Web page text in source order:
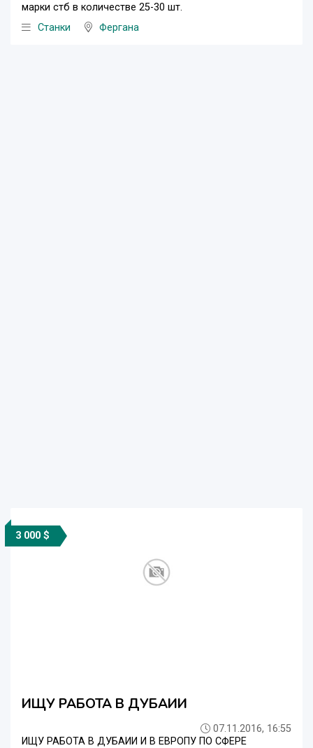
марки стб в количестве 25-30 шт.
Станки
Фергана
3 000 $
ИЩУ РАБОТА В ДУБАИИ
07.11.2016, 16:55
ИЩУ РАБОТА В ДУБАИИ И В ЕВРОПУ ПО СФЕРЕ